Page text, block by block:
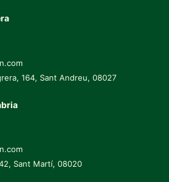
164, Sant Andreu, 08027
Sant Martí, 08020